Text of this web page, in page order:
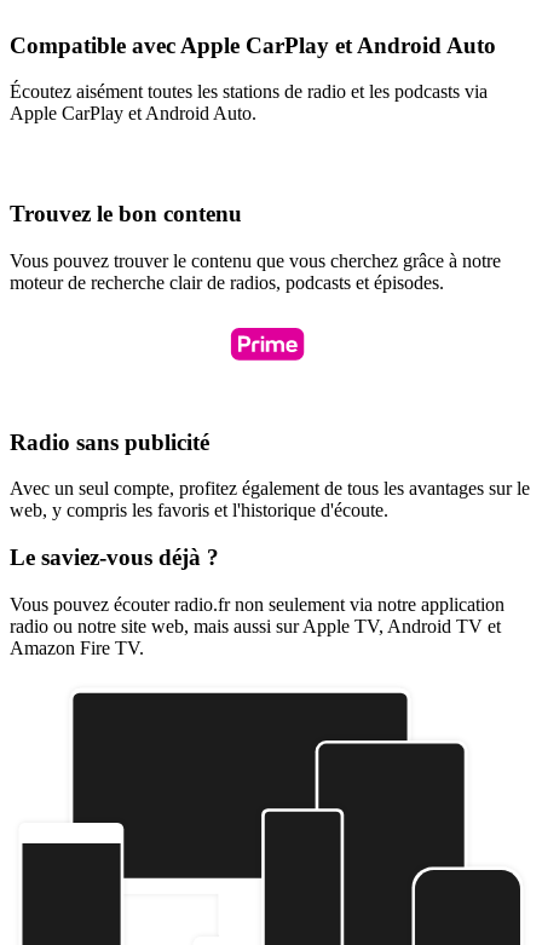
Compatible avec Apple CarPlay et Android Auto
Écoutez aisément toutes les stations de radio et les podcasts via
Apple CarPlay et Android Auto.
Trouvez le bon contenu
Vous pouvez trouver le contenu que vous cherchez grâce à notre
moteur de recherche clair de radios, podcasts et épisodes.
Radio sans publicité
Avec un seul compte, profitez également de tous les avantages sur le
web, y compris les favoris et l'historique d'écoute.
Le saviez-vous déjà ?
Vous pouvez écouter radio.fr non seulement via notre application
radio ou notre site web, mais aussi sur Apple TV, Android TV et
Amazon Fire TV.